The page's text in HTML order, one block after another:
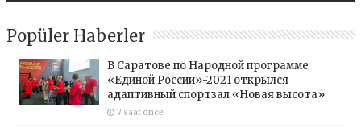
Popüler Haberler
В Саратове по Народной программе
«Единой России»-2021 открылся
адаптивный спортзал «Новая высота»
7 saat önce